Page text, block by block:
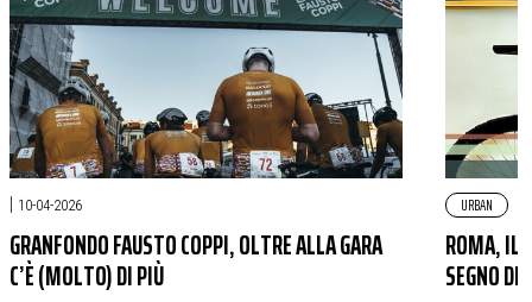
| 10-04-2026
GRANFONDO FAUSTO COPPI, OLTRE ALLA GARA
C’È (MOLTO) DI PIÙ
URBAN
ROMA, IL
SEGNO